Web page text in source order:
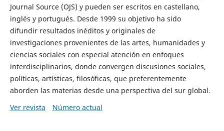
Journal Source (OJS) y pueden ser escritos en castellano,
inglés y portugués. Desde 1999 su objetivo ha sido
difundir resultados inéditos y originales de
investigaciones provenientes de las artes, humanidades y
ciencias sociales con especial atención en enfoques
interdisciplinarios, donde convergen discusiones sociales,
políticas, artísticas, filosóficas, que preferentemente
aborden las materias desde una perspectiva del sur global.
Ver revista
Número actual